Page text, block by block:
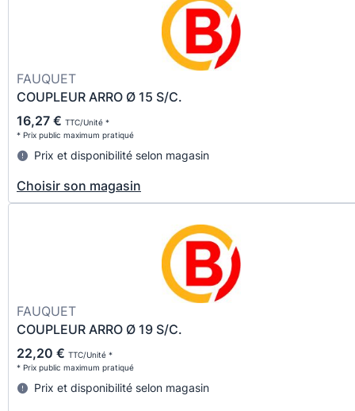
FAUQUET
COUPLEUR ARRO Ø 15 S/C.
16,27 € TTC/Unité *
* Prix public maximum pratiqué
Prix et disponibilité selon magasin
Choisir son magasin
FAUQUET
COUPLEUR ARRO Ø 19 S/C.
22,20 € TTC/Unité *
* Prix public maximum pratiqué
Prix et disponibilité selon magasin